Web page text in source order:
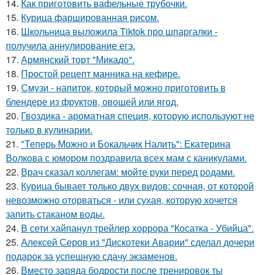
14. Как приготовить вафельные трубочки.
15. Курица фаршированная рисом.
16. Школьница выложила Tiktok про шпаргалки -
получила аннулирование егэ.
17. Армянский торт "Микадо".
18. Простой рецепт манника на кефире.
19. Смузи - напиток, который можно приготовить в
блендере из фруктов, овощей или ягод.
20. Гвоздика - ароматная специя, которую используют не
только в кулинарии.
21. "Теперь Можно и Бокальчик Налить": Екатерина
Волкова с юмором поздравила всех мам с каникулами.
22. Врач сказал коллегам: мойте руки перед родами.
23. Курица бывает только двух видов: сочная, от которой
невозможно оторваться - или сухая, которую хочется
запить стаканом воды.
24. В сети хайпанул трейлер хоррора "Косатка - Убийца".
25. Алексей Серов из "Дискотеки Аварии" сделал дочери
подарок за успешную сдачу экзаменов.
26. Вместо заряда бодрости после тренировок ты